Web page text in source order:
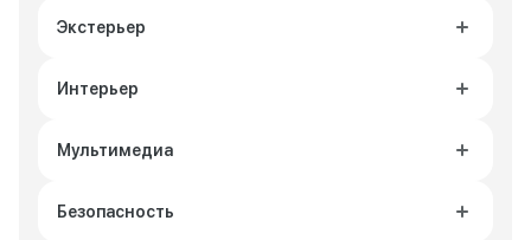
Экстерьер
Интерьер
Мультимедиа
Безопасность